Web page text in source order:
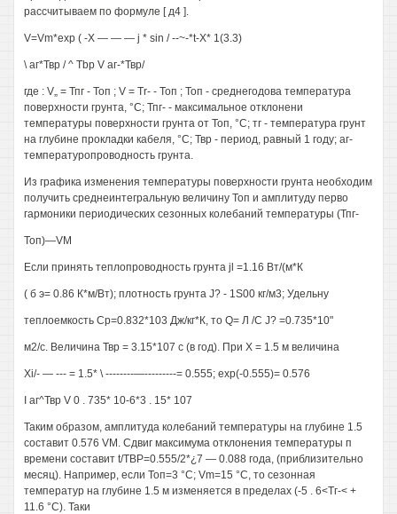
рассчитываем по формуле [ д4 ].
V=Vm*exp ( -X — — — j * sin / --~-*t-X* 1(3.3)
\ аг*Твр / ^ Tbp V аг-*Твр/
где : V„ = Тпг - Топ ; V = Tr- - Топ ; Топ - среднегодова температура
поверхности грунта, °С; Тпг- - максимальное отклонени
температуры поверхности грунта от Топ, °С; тг - температура грунт
на глубине прокладки кабеля, °С; Твр - период, равный 1 году; аг-
температуропроводность грунта.
Из графика изменения температуры поверхности грунта необходим
получить среднеинтегральную величину Топ и амплитуду перво
гармоники периодических сезонных колебаний температуры (Тпг-
Топ)—VM
Если принять теплопроводность грунта jl =1.16 Вт/(м*К
( б э= 0.86 К*м/Вт); плотность грунта J? - 1S00 кг/м3; Удельну
теплоемкость Ср=0.832*103 Дж/кг*К, то Q= Л /С J? =0.735*10"
м2/с. Величина Твр = 3.15*107 с (в год). При X = 1.5 м величина
Xi/- — --- = 1.5* \ --------—---------= 0.555; ехр(-0.555)= 0.576
I аг^Твр V 0 . 735* 10-6*3 . 15* 107
Таким образом, амплитуда колебаний температуры на глубине 1.5
составит 0.576 VM. Сдвиг максимума отклонения температуры п
времени составит t/TBP=0.555/2*¿7 — 0.088 года, (приблизительно
месяц). Например, если Топ=3 °С; Vm=15 °С, то сезонная
температур на глубине 1.5 м изменяется в пределах (-5 . 6<Тг-< +
11.6 °С). Таки